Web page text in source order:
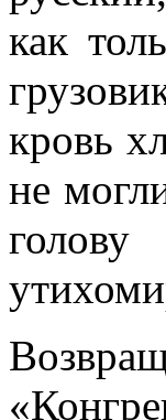
как
кровь
не